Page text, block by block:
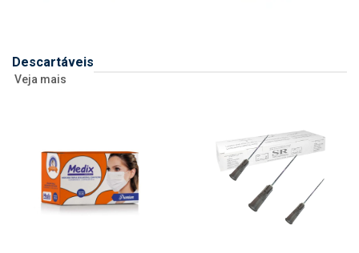
Descartáveis
Veja mais